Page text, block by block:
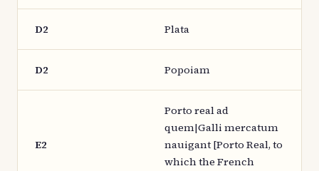
D2 Plata
D2 Popoiam
E2
Porto real ad
quem|Galli mercatum
nauigant [Porto Real, to
which the French